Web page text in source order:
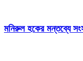
মনিরুল হকের মন্তব্যে